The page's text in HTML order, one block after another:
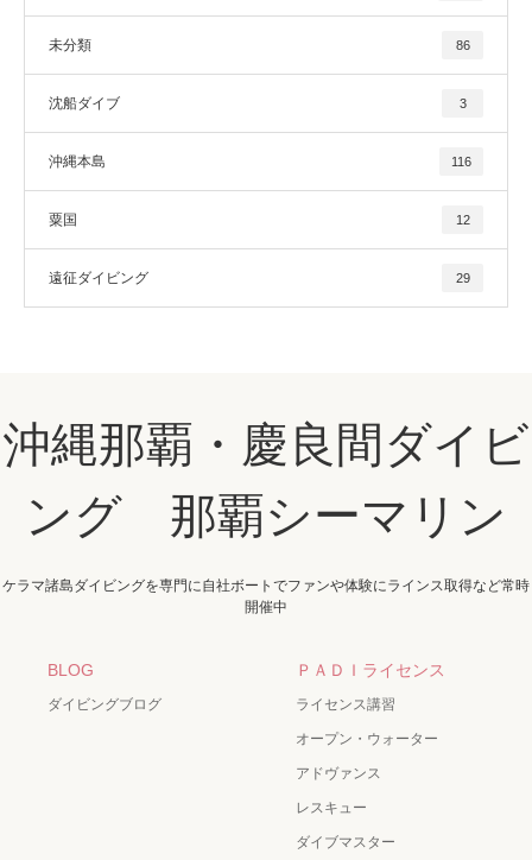
未分類 86
沈船ダイブ 3
沖縄本島 116
粟国 12
遠征ダイビング 29
沖縄那覇・慶良間ダイビ
ング 那覇シーマリン
ケラマ諸島ダイビングを専門に自社ボートでファンや体験にラインス取得など常時
開催中
BLOG
ダイビングブログ
ＰＡＤＩライセンス
ライセンス講習
オープン・ウォーター
アドヴァンス
レスキュー
ダイブマスター